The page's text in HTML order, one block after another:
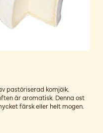
pastöriserad komjölk.
är aromatisk. Denna ost
färsk eller helt mogen.